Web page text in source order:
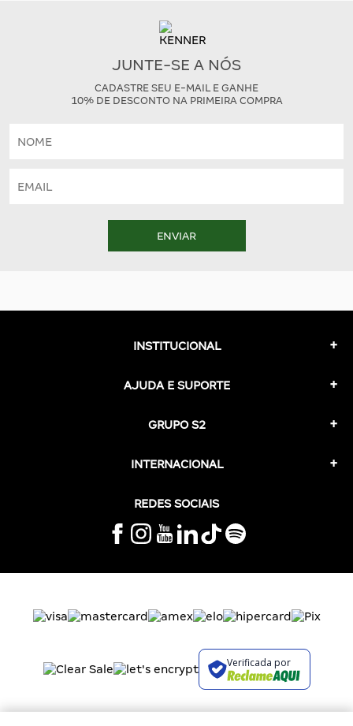
JUNTE-SE A NÓS
CADASTRE SEU E-MAIL E GANHE
10% DE DESCONTO NA PRIMEIRA COMPRA
ENVIAR
INSTITUCIONAL
AJUDA E SUPORTE
GRUPO S2
INTERNACIONAL
REDES SOCIAIS
Verificada por